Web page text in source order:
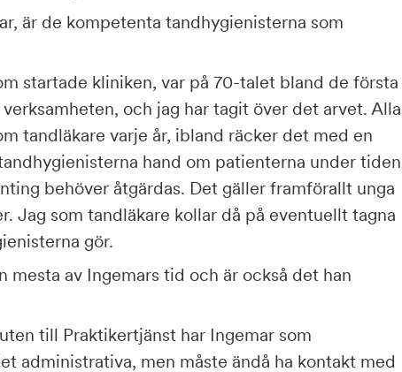
är de kompetenta tandhygienisterna som
startade kliniken, var på 70-talet bland de första
och jag har tagit över det arvet. Alla
tandläkare varje år, ibland räcker det med en
hand om patienterna under tiden
behöver åtgärdas. Det gäller framförallt unga
Jag som tandläkare kollar då på eventuellt tagna
gör.
av Ingemars tid och är också det han
till Praktikertjänst har Ingemar som
administrativa, men måste ändå ha kontakt med